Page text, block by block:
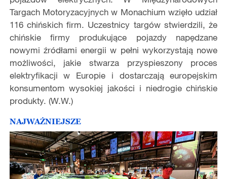
Targach Motoryzacyjnych w Monachium wzięło udział
116 chińskich firm. Uczestnicy targów stwierdzili, że
chińskie firmy produkujące pojazdy napędzane
nowymi źródłami energii w pełni wykorzystają nowe
możliwości, jakie stwarza przyspieszony proces
elektryfikacji w Europie i dostarczają europejskim
konsumentom wysokiej jakości i niedrogie chińskie
produkty. (W.W.)
NAJWAŻNIEJSZE